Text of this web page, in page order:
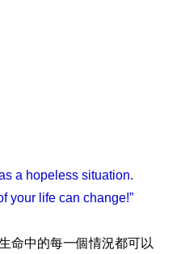
a hopeless situation.
your life can change!”
命中的每一個情況都可以